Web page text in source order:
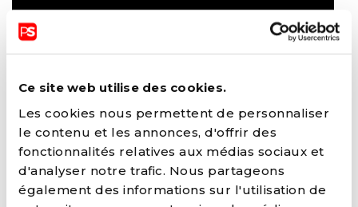
Ce site web utilise des cookies.
Les cookies nous permettent de personnaliser
le contenu et les annonces, d'offrir des
fonctionnalités relatives aux médias sociaux et
d'analyser notre trafic. Nous partageons
également des informations sur l'utilisation de